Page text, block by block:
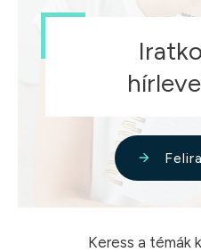
Keress a témák